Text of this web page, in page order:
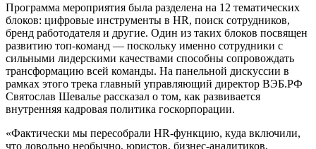
Программа мероприятия была разделена на 12 тематических
блоков: цифровые инструменты в HR, поиск сотрудников,
бренд работодателя и другие. Один из таких блоков посвящен
развитию топ-команд — поскольку именно сотрудники с
сильными лидерскими качествами способны сопровождать
трансформацию всей команды. На панельной дискуссии в
рамках этого трека главный управляющий директор ВЭБ.РФ
Святослав Шевалье рассказал о том, как развивается
внутренняя кадровая политика госкорпорации.
«Фактически мы пересобрали HR-функцию, куда включили,
что довольно необычно, юристов, бизнес-аналитиков,